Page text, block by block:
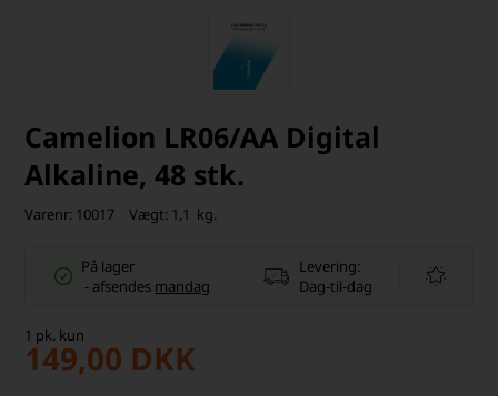
Camelion LR06/AA Digital
Alkaline, 48 stk.
Varenr: 10017 Vægt: 1,1 kg.
På lager
- afsendes mandag
Levering:
Dag-til-dag
1 pk. kun
149,00 DKK